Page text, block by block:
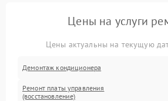
Цены на услуги
Цены актуальны на текущую
Демонтаж кондиционера
Ремонт платы управления
(восстановление)